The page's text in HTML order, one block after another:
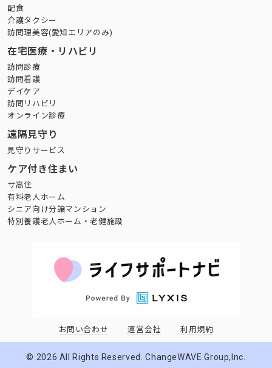
配食
介護タクシー
訪問理美容(愛知エリアのみ)
在宅医療・リハビリ
訪問診療
訪問看護
デイケア
訪問リハビリ
オンライン診療
遠隔見守り
見守りサービス
ケア付き住まい
サ高住
有料老人ホーム
シニア向け分譲マンション
特別養護老人ホーム・老健施設
お問い合わせ 運営会社 利用規約
© 2026 All Rights Reserved. ChangeWAVE Group,Inc.